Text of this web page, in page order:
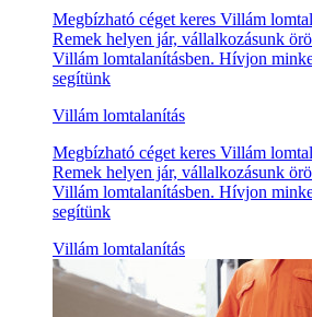
Megbízható céget keres Villám
Remek helyen jár, vállalkozásunk
Villám lomtalanításben. Hívjon
segítünk
Villám lomtalanítás
Megbízható céget keres Villám
Remek helyen jár, vállalkozásunk
Villám lomtalanításben. Hívjon
segítünk
Villám lomtalanítás